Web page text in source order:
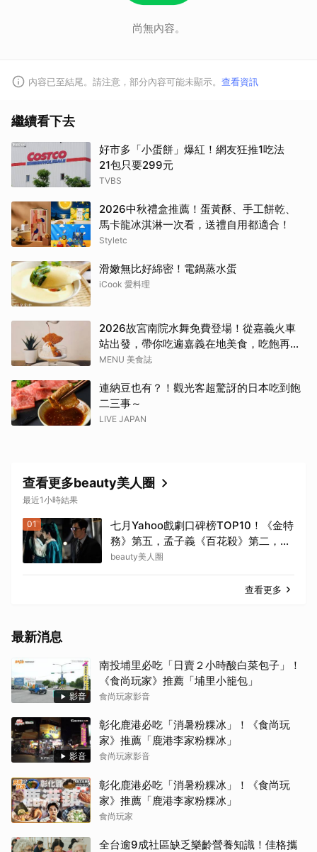
尚無內容。
內容已至結尾。請注意，部分內容可能未顯示。 查看資訊
繼續看下去
好市多「小蛋餅」爆紅！網友狂推1吃法
21包只要299元
TVBS
2026中秋禮盒推薦！蛋黃酥、手工餅乾、
馬卡龍冰淇淋一次看，送禮自用都適合！
Styletc
滑嫩無比好綿密！電鍋蒸水蛋
iCook 愛料理
2026故宮南院水舞免費登場！從嘉義火車
站出發，帶你吃遍嘉義在地美食，吃飽再去
看夜間展演，這周末就這樣安排吧！
MENU 美食誌
連納豆也有？！觀光客超驚訝的日本吃到飽
二三事～
LIVE JAPAN
查看更多beauty美人圈
最近1小時結果
01
七月Yahoo戲劇口碑榜TOP10！《金特
務》第五，孟子義《百花殺》第二，冠
軍確實紅！
beauty美人圈
查看更多
最新消息
影音
南投埔里必吃「日賣２小時酸白菜包子」！
《食尚玩家》推薦「埔里小籠包」
食尚玩家影音
影音
彰化鹿港必吃「消暑粉粿冰」！《食尚玩
家》推薦「鹿港李家粉粿冰」
食尚玩家影音
彰化鹿港必吃「消暑粉粿冰」！《食尚玩
家》推薦「鹿港李家粉粿冰」
食尚玩家
全台逾9成社區缺乏樂齡營養知識！佳格攜